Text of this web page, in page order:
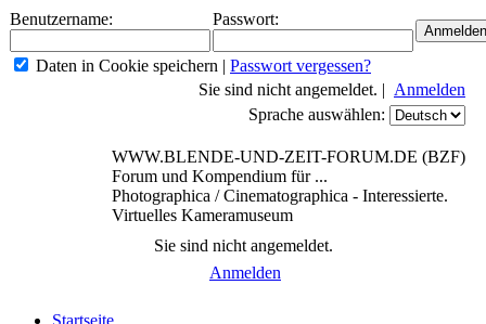
Benutzername: Passwort:
Daten in Cookie speichern | Passwort vergessen?
Sie sind nicht angemeldet. | Anmelden
Sprache auswählen:
WWW.BLENDE-UND-ZEIT-FORUM.DE (BZF)
Forum und Kompendium für ...
Photographica / Cinematographica - Interessierte.
Virtuelles Kameramuseum
Sie sind nicht angemeldet.
Anmelden
Startseite